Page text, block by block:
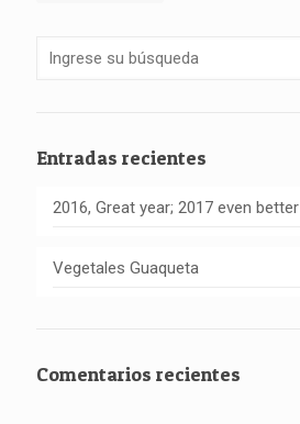
Entradas recientes
2016, Great year; 2017 even better
Vegetales Guaqueta
Comentarios recientes